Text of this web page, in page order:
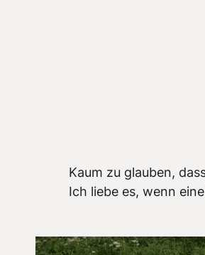
Kaum zu glauben,
Ich liebe es, wenn